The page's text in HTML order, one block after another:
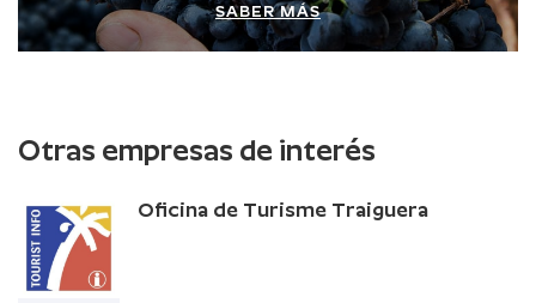
SABER MÁS
Otras empresas de interés
Oficina de Turisme Traiguera